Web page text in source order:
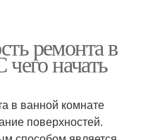
ремонта в
начать
в ванной комнате
поверхностей.